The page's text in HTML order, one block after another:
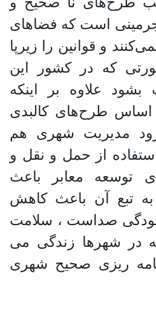
است كه فضاهای
و قوانین را زیرپا
كه در كشور این
علاوه بر اینكه
اساس طرح‌های كالبدی
مدیریت شهری هم
از حمل و نقل و
توسعه معابر باعث
تبع آن باعث كاهش
صداست ، سلامت
در شهرها زندگی می
‌ریزی صحیح شهری